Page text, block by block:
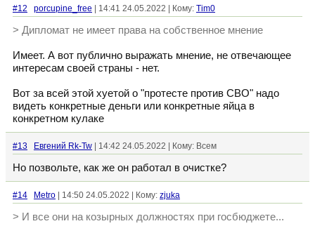
#12 porcupine_free | 14:41 24.05.2022 | Кому: Tim0
> Дипломат не имеет права на собственное мнение
Имеет. А вот публично выражать мнение, не отвечающее
интересам своей страны - нет.
Вот за всей этой хуетой о "протесте против СВО" надо
видеть конкретные деньги или конкретные яйца в
конкретном кулаке
#13 Евгений Rk-Tw | 14:42 24.05.2022 | Кому: Всем
Но позвольте, как же он работал в очистке?
#14 Metro | 14:50 24.05.2022 | Кому: zjuka
> И все они на козырных должностях при госбюджете...